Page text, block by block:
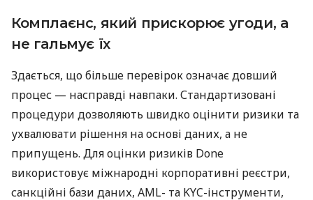
Комплаєнс, який прискорює угоди, а
не гальмує їх
Здається, що більше перевірок означає довший
процес — насправді навпаки. Стандартизовані
процедури дозволяють швидко оцінити ризики та
ухвалювати рішення на основі даних, а не
припущень. Для оцінки ризиків Done
використовує міжнародні корпоративні реєстри,
санкційні бази даних, AML- та KYC-інструменти,